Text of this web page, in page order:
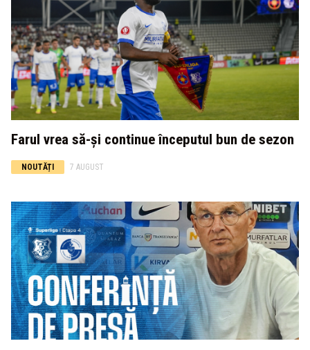
Farul vrea să-și continue începutul bun de sezon
NOUTĂȚI 7 AUGUST